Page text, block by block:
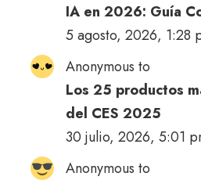
IA en 2026: Guía
5 agosto, 2026, 1:28
Anonymous to
Los 25 productos
del CES 2025
30 julio, 2026, 5:01
Anonymous to